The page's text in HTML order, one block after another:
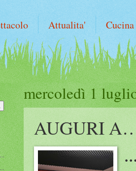
Attualita' Cucina
mercoledì 1
AUGURI